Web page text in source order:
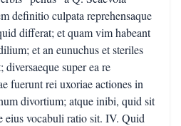
definitio culpata reprehensaque
differat; et quam vim habeant
et an eunuchus et steriles
super ea re
fuerunt rei uxoriae actiones in
divortium; atque inibi, quid sit
eius vocabuli ratio sit. IV. Quid